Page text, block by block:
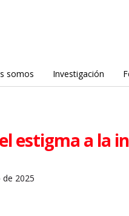
somos Investigación
estigma a la
2025